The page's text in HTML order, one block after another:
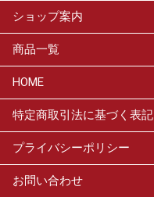
ショップ案内
商品一覧
HOME
特定商取引法に基づく表記
プライバシーポリシー
お問い合わせ